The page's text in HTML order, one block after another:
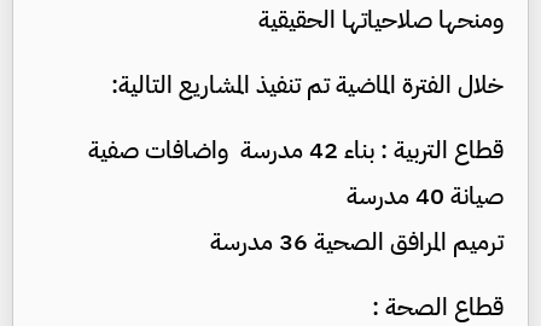
ومنحها صلاحياتها الحقيقية
خلال الفترة الماضية تم تنفيذ المشاريع التالية:
قطاع التربية : بناء 42 مدرسة واضافات صفية
صيانة 40 مدرسة
ترميم المرافق الصحية 36 مدرسة
قطاع الصحة :